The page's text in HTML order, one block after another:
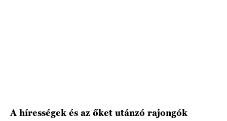
A hírességek és az őket utánzó rajongók